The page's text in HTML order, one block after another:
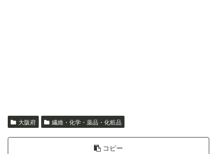
大阪府 繊維・化学・薬品・化粧品
コピー